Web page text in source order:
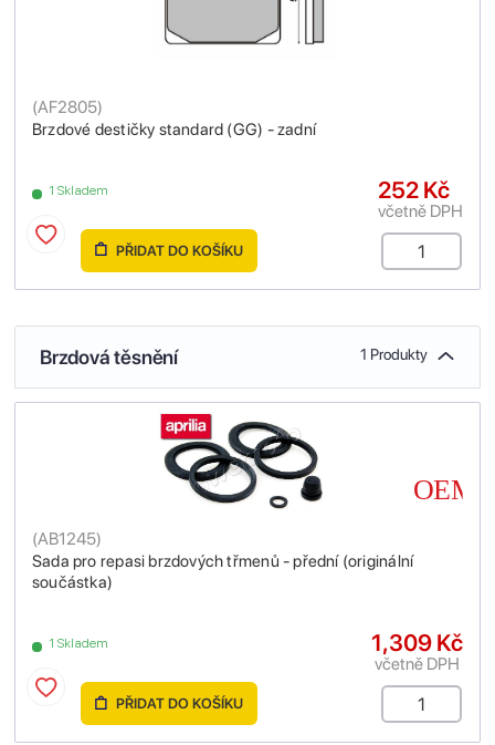
Brzdové destičky standard (GG) - zadní
(AF2805)
1 Skladem 252 Kč
včetně DPH
PŘIDAT DO KOŠÍKU
Brzdová těsnění 1 Produkty
Sada pro repasi brzdových třmenů - přední (originální
součástka)
(AB1245)
1 Skladem 1,309 Kč
včetně DPH
PŘIDAT DO KOŠÍKU